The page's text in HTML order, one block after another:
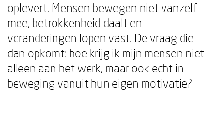
oplevert. Mensen bewegen niet vanzelf
mee, betrokkenheid daalt en
veranderingen lopen vast. De vraag die
dan opkomt: hoe krijg ik mijn mensen niet
alleen aan het werk, maar ook echt in
beweging vanuit hun eigen motivatie?